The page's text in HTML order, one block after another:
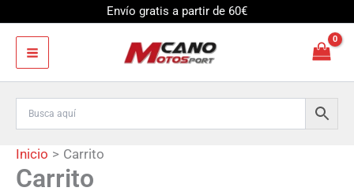
contenido
Envío gratis a partir de 60€
Inicio Carrito
Carrito